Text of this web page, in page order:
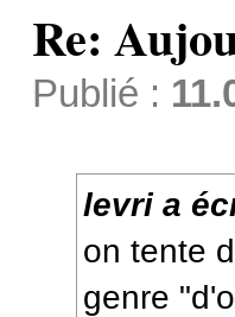
Re:
Publié :
levri a
on tente
genre